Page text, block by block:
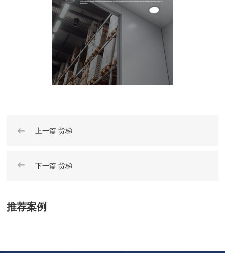
➔ 上一篇:货梯
➔ 下一篇:货梯
推荐案例